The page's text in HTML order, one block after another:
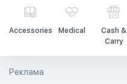
Accessories Medical
Cash &
Carry
Реклама